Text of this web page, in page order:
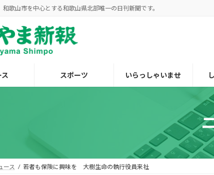
歌山市を中心とする和歌山県北部唯一の日刊新聞です。
ス スポーツ いらっしゃいませ
ース 若者も保険に興味を 大樹生命の執行役員来社